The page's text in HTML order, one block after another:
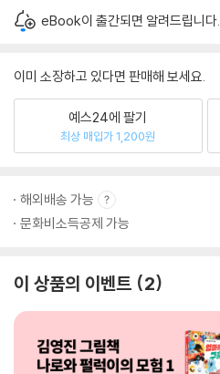
eBook이 출간되면 알려드립니다.
이미 소장하고 있다면 판매해 보세요.
예스24에 팔기
최상 매입가 1,200원
해외배송 가능
문화비소득공제 가능
이 상품의 이벤트 2